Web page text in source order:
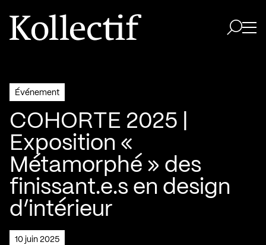
Aller à la page d'accueil
Logo Kollectif
Événement
COHORTE 2025 |
Exposition «
Métamorphé » des
finissant.e.s en design
d’intérieur
10 juin 2025